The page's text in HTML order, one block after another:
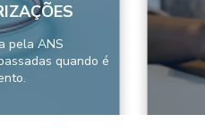
pela ANS
quando é